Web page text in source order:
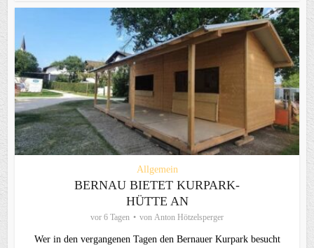
Allgemein
BERNAU BIETET KURPARK-
HÜTTE AN
vor 6 Tagen von Anton Hötzelsperger
Wer in den vergangenen Tagen den Bernauer Kurpark besucht